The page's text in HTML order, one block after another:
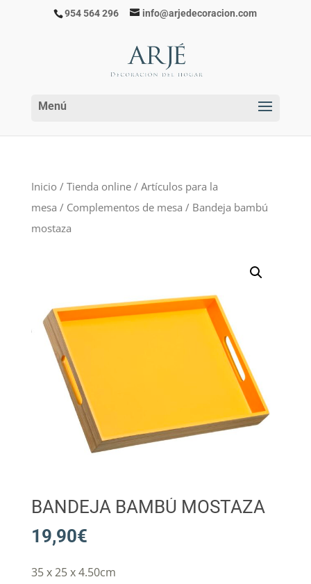
954 564 296 info@arjedecoracion.com
Inicio / Tienda online/ Artículos para la
mesa / Complementos de mesa / Bandeja bambú
mostaza
BANDEJA BAMBÚ MOSTAZA
19,90€
35 x 25 x 4.50cm